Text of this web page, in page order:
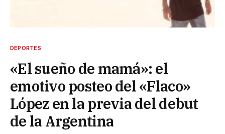
DEPORTES
«El sueño de mamá»: el
emotivo posteo del «Flaco»
López en la previa del debut
de la Argentina